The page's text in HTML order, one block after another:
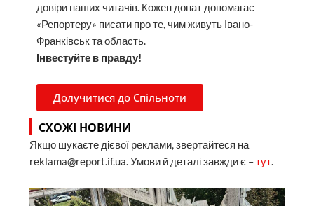
довіри наших читачів. Кожен донат допомагає
«Репортеру» писати про те, чим живуть Івано-
Франківськ та область.
Інвестуйте в правду!
Долучитися до Спільноти
СХОЖІ НОВИНИ
Якщо шукаєте дієвої реклами, звертайтеся на
reklama@report.if.ua. Умови й деталі завжди є –тут.